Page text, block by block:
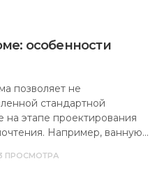
особенности
позволяет не
стандартной
на этапе проектирования
Например, ванную…
ПРОСМОТРА